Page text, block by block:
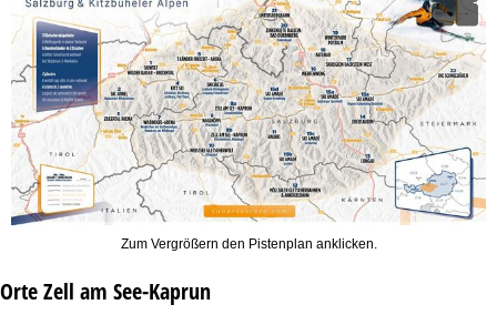
Zum Vergrößern den Pistenplan anklicken.
Orte Zell am See-Kaprun